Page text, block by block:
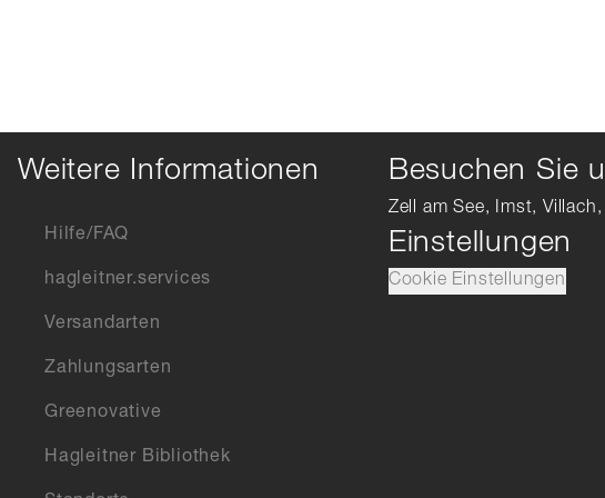
Weitere Informationen
Hilfe/FAQ
hagleitner.services
Versandarten
Zahlungsarten
Greenovative
Hagleitner Bibliothek
Besuchen Sie
Zell am See, Imst,
Einstellungen
Cookie Einstellungen